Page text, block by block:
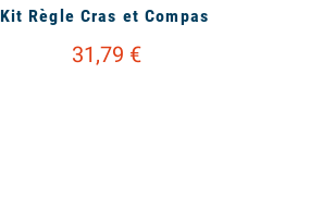
Kit Règle Cras et Compas
31,79 €